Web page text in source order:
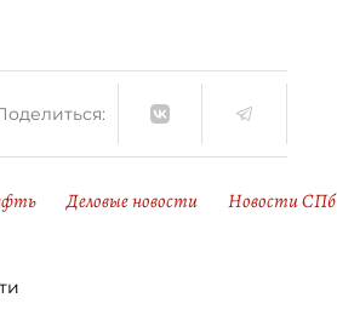
Деловые новости Новости СПб